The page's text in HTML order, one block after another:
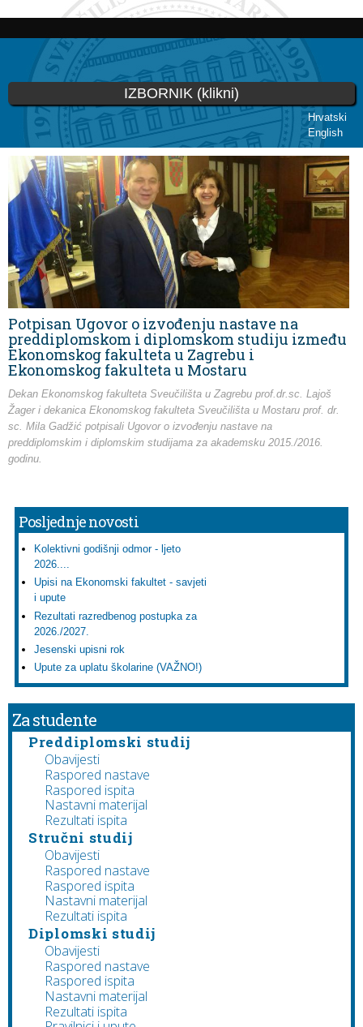
Skoči
glavni
sadržaj
Hrvatski
English
IZBORNIK (klikni)
Vi ste ovdje
Potpisan Ugovor o izvođenju nastave na
preddiplomskom i diplomskom studiju između
Ekonomskog fakulteta u Zagrebu i
Ekonomskog fakulteta u Mostaru
Dekan Ekonomskog fakulteta Sveučilišta u Zagrebu prof.dr.sc. Lajoš
Žager i dekanica Ekonomskog fakulteta Sveučilišta u Mostaru prof. dr.
sc. Mila Gadžić potpisali Ugovor o izvođenju nastave na
preddiplomskim i diplomskim studijama za akademsku 2015./2016.
godinu.
Posljednje novosti
Kolektivni godišnji odmor - ljeto
2026....
Upisi na Ekonomski fakultet - savjeti
i upute
Rezultati razredbenog postupka za
2026./2027.
Jesenski upisni rok
Upute za uplatu školarine (VAŽNO!)
Za studente
Preddiplomski studij
Obavijesti
Raspored nastave
Raspored ispita
Nastavni materijal
Rezultati ispita
Stručni studij
Obavijesti
Raspored nastave
Raspored ispita
Nastavni materijal
Rezultati ispita
Diplomski studij
Obavijesti
Raspored nastave
Raspored ispita
Nastavni materijal
Rezultati ispita